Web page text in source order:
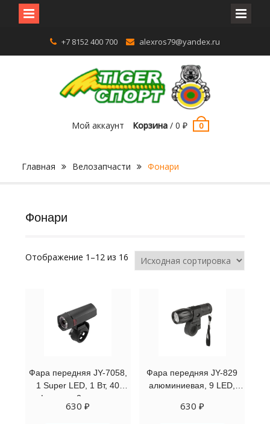
содержимому
+7 8152 400 700 alexros79@yandex.ru
Мой аккаунт Корзина /0₽ 0
Главная Велозапчасти Фонари
Фонари
Отображение 1–12 из 16
Фара передняя JY-7058,
1 Super LED, 1 Вт, 40
Lumens, 2 режима
работы, блистер,
630₽
Фара передняя JY-829
алюминиевая, 9 LED,
блистер (черный, JY-829)
630 ₽